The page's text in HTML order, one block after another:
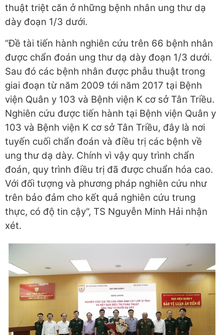
thuật triệt căn ở những bệnh nhân ung thư dạ
dày đoạn 1/3 dưới.
“Đề tài tiến hành nghiên cứu trên 66 bệnh nhân
được chẩn đoán ung thư dạ dày đoạn 1/3 dưới.
Sau đó các bệnh nhân được phẫu thuật trong
giai đoạn từ năm 2009 tới năm 2017 tại Bệnh
viện Quân y 103 và Bệnh viện K cơ sở Tân Triều.
Nghiên cứu được tiến hành tại Bệnh viện Quân y
103 và Bệnh viện K cơ sở Tân Triều, đây là nơi
tuyến cuối chẩn đoán và điều trị các bệnh về
ung thư dạ dày. Chính vì vậy quy trình chẩn
đoán, quy trình điều trị đã được chuẩn hóa cao.
Với đối tượng và phương pháp nghiên cứu như
trên bảo đảm cho kết quả nghiên cứu trung
thực, có độ tin cậy“, TS Nguyễn Minh Hải nhận
xét.